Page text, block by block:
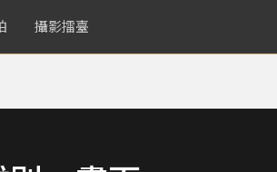
攝影擂臺